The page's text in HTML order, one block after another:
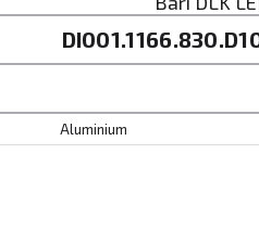
Aluminium